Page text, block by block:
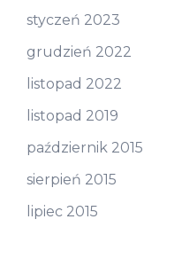
styczeń 2023
grudzień 2022
listopad 2022
listopad 2019
październik 2015
sierpień 2015
lipiec 2015